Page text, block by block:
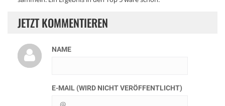
JETZT KOMMENTIEREN
NAME
E-MAIL (WIRD NICHT VERÖFFENTLICHT)